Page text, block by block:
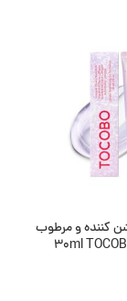
کننده و مرطوب